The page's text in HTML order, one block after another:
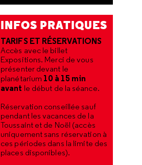
INFOS PRATIQUES
TARIFS ET RÉSERVATIONS
Accès avec le billet
Expositions. Merci de vous
présenter devant le
planétarium 10 à 15 min
avant le début de la séance.
Réservation conseillée sauf
pendant les vacances de la
Toussaint et de Noël (accès
uniquement sans réservation à
ces périodes dans la limite des
places disponibles).